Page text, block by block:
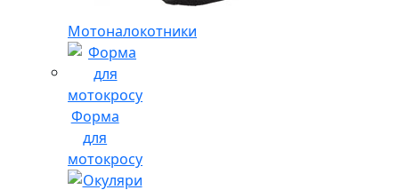
Мотоналокотники
Форма
для
мотокросу